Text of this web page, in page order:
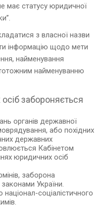
має статусу юридичної
з власної назви
інформацію щодо мети
найменування
найменуванню
забороняється
органів державної
або похідних
державних
Кабінетом
юридичних осіб
заборона
України.
соціалістичного